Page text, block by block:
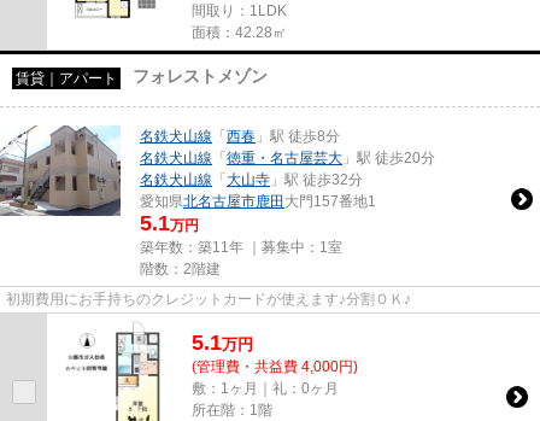
間取り：1LDK
面積：42.28㎡
賃貸｜アパート フォレストメゾン
名鉄犬山線 「 西春 」駅 徒歩8分
名鉄犬山線 「 徳重・名古屋芸大 」駅 徒歩20分
名鉄犬山線 「 大山寺 」駅 徒歩32分
愛知県北名古屋市鹿田 大門157番地1
5.1万円
築年数：築11年 ｜募集中： 1室
階数：2階建
初期費用にお手持ちのクレジットカードが使えます♪分割ＯＫ♪
5.1万円
(管理費・共益費 4,000円)
敷：1ヶ月｜礼：0ヶ月
所在階：1階